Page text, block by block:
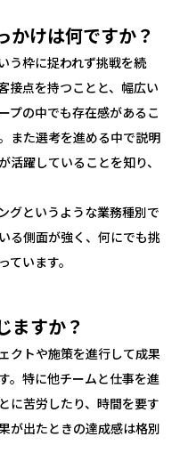
かけは何ですか？
う枠に捉われず挑戦を続
接点を持つことと、幅広い
プの中でも存在感があるこ
また選考を進める中で説明
躍していることを知り、
グというような業務種別で
る側面が強く、何にでも挑
います。
ますか？
クトや施策を進行して成果
。特に他チームと仕事を進
に苦労したり、時間を要す
が出たときの達成感は格別